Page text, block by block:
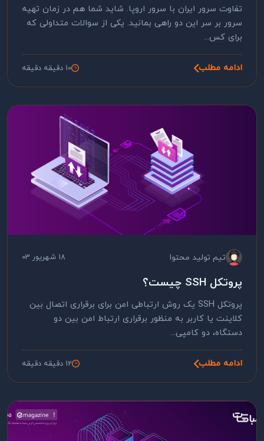
تفاوت سرور ایران با سرور اروپا. شاید شما هم در زمان تهیه
سرور بر سر این دو راهی بمانید. یکی از سوالات متداولی که
برای کس...
ادامه مطلب 10 دقیقه دقیقه
تیم تولید محتوا 18 شهریور 03
پروتکل SSH چیست؟
پروتکل SSH یک روش ارتباطی امن برای برقراری اتصال بین
کلاینت یا کاربر به منظور برقراری ارتباط امن بین دو
دستگاه، دو کامپی...
ادامه مطلب 12 دقیقه دقیقه